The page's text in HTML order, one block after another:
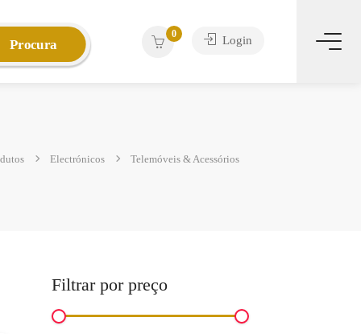
Procura
0 Login
Electrónicos Telemóveis & Acessórios
Filtrar por preço